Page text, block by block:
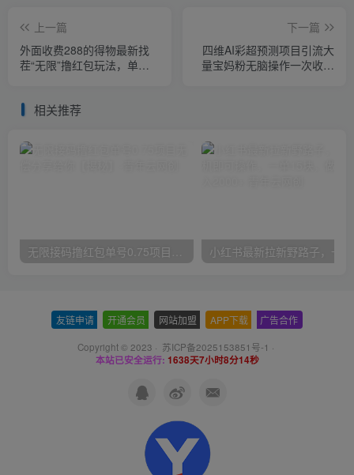
上一篇
外面收费288的得物最新找
茬“无限”撸红包玩法，单号
下一篇
四维AI彩超预测项目引流大
量宝妈粉无脑操作一次收费
相关推荐
无限接码撸红包单号0.75项目无偿分享给你【揭秘】
友链申请 开通会员 网站加盟 APP下载 广告合作
Copyright © 2023 · 苏ICP备2025153851号-1 ·
本站已安全运行: 1638天7小时8分15秒